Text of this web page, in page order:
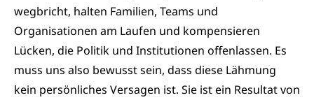
wegbricht, halten Familien, Teams und
Organisationen am Laufen und kompensieren
Lücken, die Politik und Institutionen offenlassen. Es
muss uns also bewusst sein, dass diese Lähmung
kein persönliches Versagen ist. Sie ist ein Resultat von